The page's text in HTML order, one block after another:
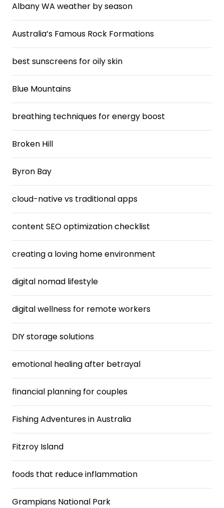
Albany WA weather by season
Australia’s Famous Rock Formations
best sunscreens for oily skin
Blue Mountains
breathing techniques for energy boost
Broken Hill
Byron Bay
cloud-native vs traditional apps
content SEO optimization checklist
creating a loving home environment
digital nomad lifestyle
digital wellness for remote workers
DIY storage solutions
emotional healing after betrayal
financial planning for couples
Fishing Adventures in Australia
Fitzroy Island
foods that reduce inflammation
Grampians National Park